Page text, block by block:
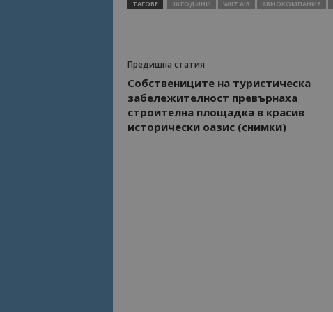
ТАГОВЕ 16 ГОДИНИ WIIZ AIR АВИОКОМПАНИЯ
Предишна статия
Собствениците на туристическа
забележителност превърнаха
строителна площадка в красив
исторически оазис (снимки)